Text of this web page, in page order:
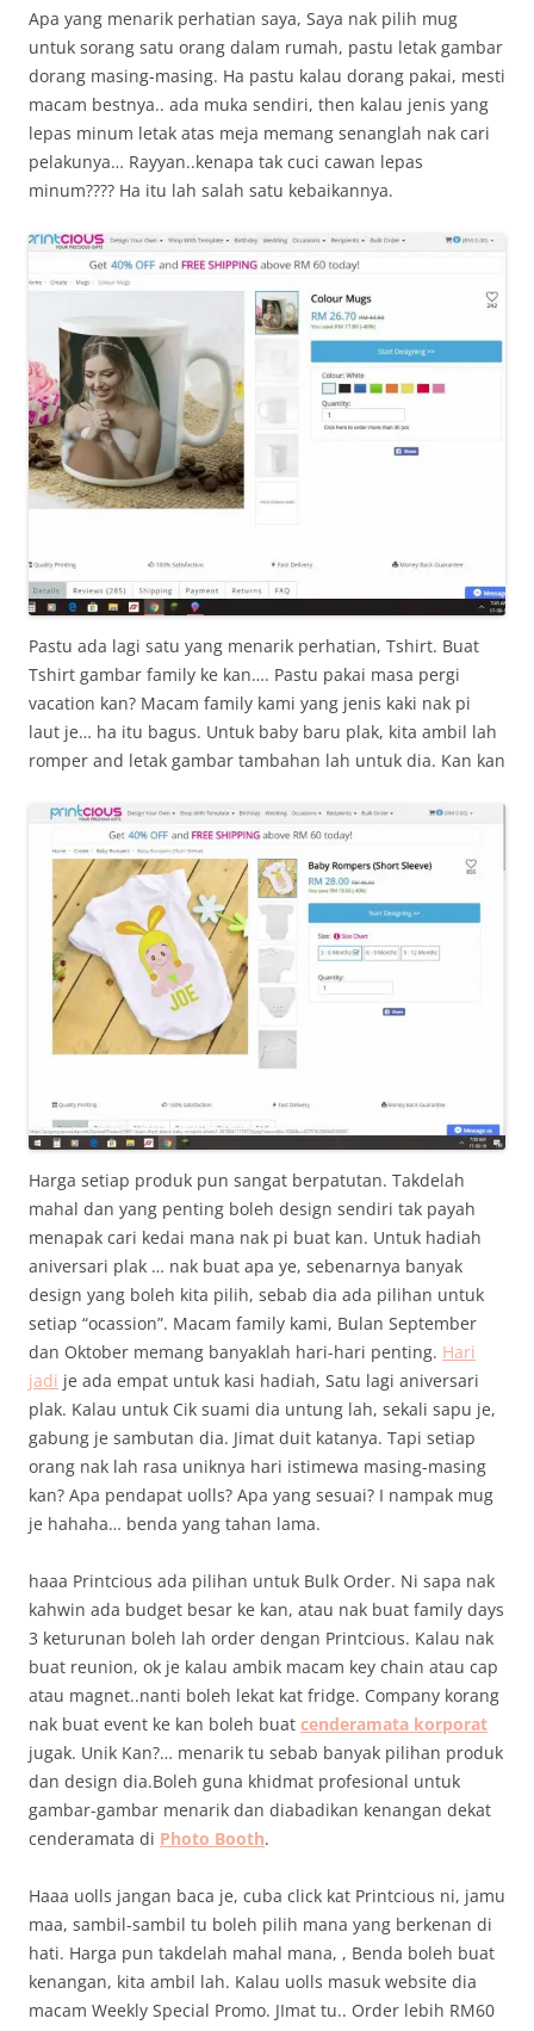
Apa yang menarik perhatian saya, Saya nak pilih mug
untuk sorang satu orang dalam rumah, pastu letak gambar
dorang masing-masing. Ha pastu kalau dorang pakai, mesti
macam bestnya.. ada muka sendiri, then kalau jenis yang
lepas minum letak atas meja memang senanglah nak cari
pelakunya… Rayyan..kenapa tak cuci cawan lepas
minum???? Ha itu lah salah satu kebaikannya.
Pastu ada lagi satu yang menarik perhatian, Tshirt. Buat
Tshirt gambar family ke kan…. Pastu pakai masa pergi
vacation kan? Macam family kami yang jenis kaki nak pi
laut je… ha itu bagus. Untuk baby baru plak, kita ambil lah
romper and letak gambar tambahan lah untuk dia. Kan kan
Harga setiap produk pun sangat berpatutan. Takdelah
mahal dan yang penting boleh design sendiri tak payah
menapak cari kedai mana nak pi buat kan. Untuk hadiah
aniversari plak … nak buat apa ye, sebenarnya banyak
design yang boleh kita pilih, sebab dia ada pilihan untuk
setiap “ocassion”. Macam family kami, Bulan September
dan Oktober memang banyaklah hari-hari penting. Hari
jadi je ada empat untuk kasi hadiah, Satu lagi aniversari
plak. Kalau untuk Cik suami dia untung lah, sekali sapu je,
gabung je sambutan dia. Jimat duit katanya. Tapi setiap
orang nak lah rasa uniknya hari istimewa masing-masing
kan? Apa pendapat uolls? Apa yang sesuai? I nampak mug
je hahaha… benda yang tahan lama.
haaa Printcious ada pilihan untuk Bulk Order. Ni sapa nak
kahwin ada budget besar ke kan, atau nak buat family days
3 keturunan boleh lah order dengan Printcious. Kalau nak
buat reunion, ok je kalau ambik macam key chain atau cap
atau magnet..nanti boleh lekat kat fridge. Company korang
nak buat event ke kan boleh buat cenderamata korporat
jugak. Unik Kan?… menarik tu sebab banyak pilihan produk
dan design dia.Boleh guna khidmat profesional untuk
gambar-gambar menarik dan diabadikan kenangan dekat
cenderamata di Photo Booth.
Haaa uolls jangan baca je, cuba click kat Printcious ni, jamu
maa, sambil-sambil tu boleh pilih mana yang berkenan di
hati. Harga pun takdelah mahal mana, , Benda boleh buat
kenangan, kita ambil lah. Kalau uolls masuk website dia
macam Weekly Special Promo. JImat tu.. Order lebih RM60